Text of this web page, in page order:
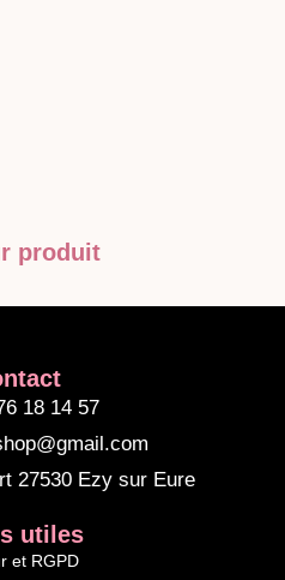
produit
18 14 57
27530 Ezy sur Eure
utiles
et RGPD